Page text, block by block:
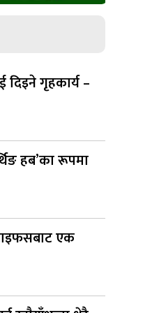
दिइने गृहकार्य –
हब’का रूपमा
एक